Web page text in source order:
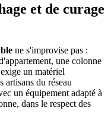
et de curage
ne s'improvise pas :
une colonne
un matériel
artisans du réseau
un équipement adapté à
dans le respect des